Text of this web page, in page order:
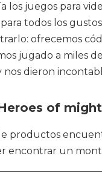
los juegos para
todos los
ofrecemos
jugado a miles
dieron
of
productos
encontrar un